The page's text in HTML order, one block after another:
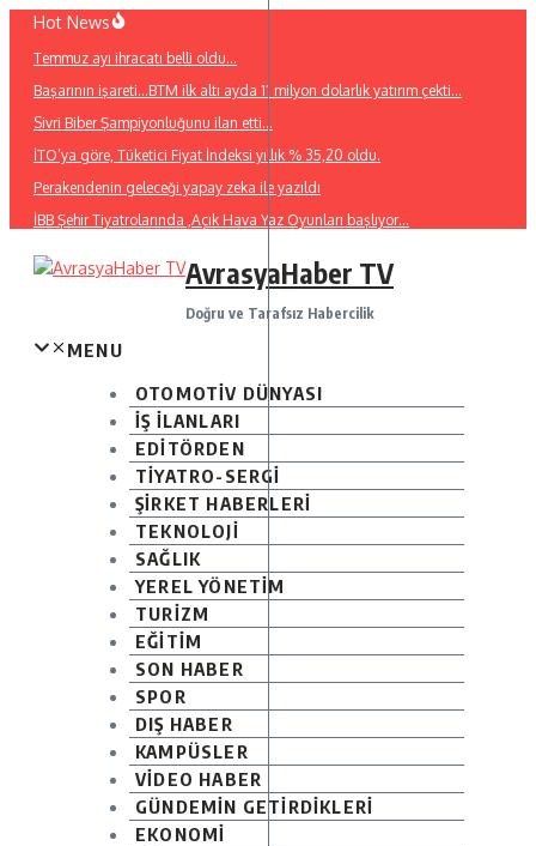
İçeriğe
Hot News
Temmuz ayı ihracatı belli oldu…
Başarının işareti…BTM ilk altı ayda 11 milyon dolarlık yatırım çekti…
Sivri Biber Şampiyonluğunu ilan etti…
İTO’ya göre, Tüketici Fiyat İndeksi yıllık % 35,20 oldu.
Perakendenin geleceği yapay zeka ile yazıldı
İBB Şehir Tiyatrolarında ,Açık Hava Yaz Oyunları başlıyor…
AvrasyaHaber TV
Doğru ve Tarafsız Habercilik
MENU
OTOMOTİV DÜNYASI
İŞ İLANLARI
EDİTÖRDEN
TİYATRO-SERGİ
ŞİRKET HABERLERİ
TEKNOLOJİ
SAĞLIK
YEREL YÖNETİM
TURİZM
EĞİTİM
SON HABER
SPOR
DIŞ HABER
KAMPÜSLER
VİDEO HABER
GÜNDEMİN GETİRDİKLERİ
EKONOMİ